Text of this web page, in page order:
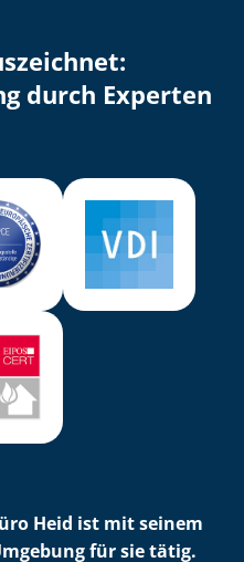
durch Experten
Heid ist mit seinem
für sie tätig.